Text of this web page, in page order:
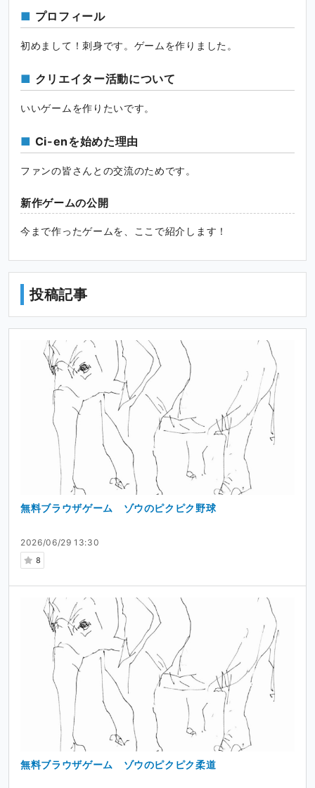
プロフィール
初めまして！刺身です。ゲームを作りました。
クリエイター活動について
いいゲームを作りたいです。
Ci-enを始めた理由
ファンの皆さんとの交流のためです。
新作ゲームの公開
今まで作ったゲームを、ここで紹介します！
投稿記事
2026/06/29 13:30
8
無料ブラウザゲーム ゾウのピクピク野球
無料ブラウザゲーム ゾウのピクピク柔道